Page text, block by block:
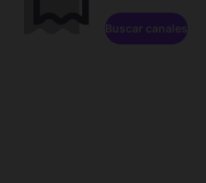
Buscar canales